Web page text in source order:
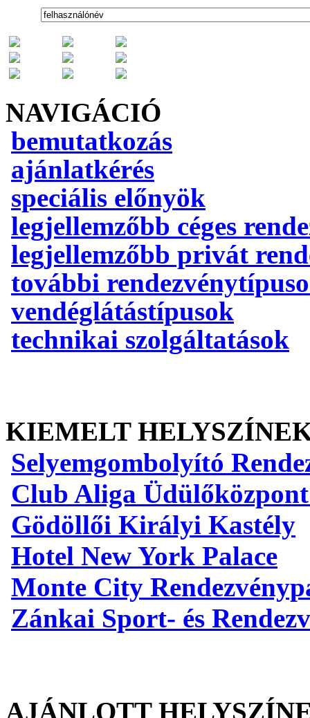
NAVIGÁCIÓ
bemutatkozás
ajánlatkérés
speciális előnyök
legjellemzőbb céges
legjellemzőbb privát
további
vendéglátástípusok
technikai szolgáltatások
KIEMELT
Selyemgombolyító
Club Aliga Üdülőközpont
Gödöllői Királyi Kastély
Hotel New York Palace
Monte City
Zánkai Sport- és
AJÁNLOTT